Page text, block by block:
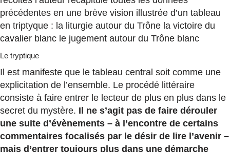
précédentes en une brève vision illustrée d’un tableau
en triptyque : la liturgie autour du Trône la victoire du
cavalier blanc le jugement autour du Trône blanc
Le tryptique
Il est manifeste que le tableau central soit comme une
explicitation de l’ensemble. Le procédé littéraire
consiste à faire entrer le lecteur de plus en plus dans le
secret du mystère. Il ne s’agit pas de faire dérouler
une suite d’évènements – à l’encontre de certains
commentaires focalisés par le désir de lire l’avenir –
mais d’entrer toujours plus dans une démarche